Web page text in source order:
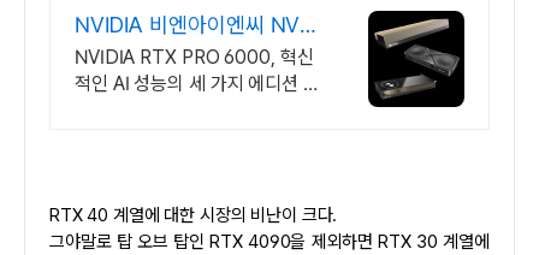
NVIDIA 비엔아이엔씨 NVID
IA 공식 파트너
NVIDIA RTX PRO 6000, 혁신
적인 AI 성능의 세 가지 에디션 출
RTX 40 계열에 대한 시장의 비난이 크다.
그야말로 탑 오브 탑인 RTX 4090을 제외하면 RTX 30 계열에